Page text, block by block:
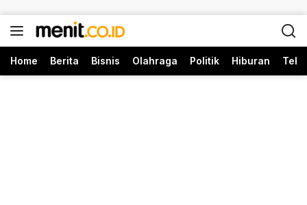
Home Berita Bisnis Olahraga Politik Hiburan